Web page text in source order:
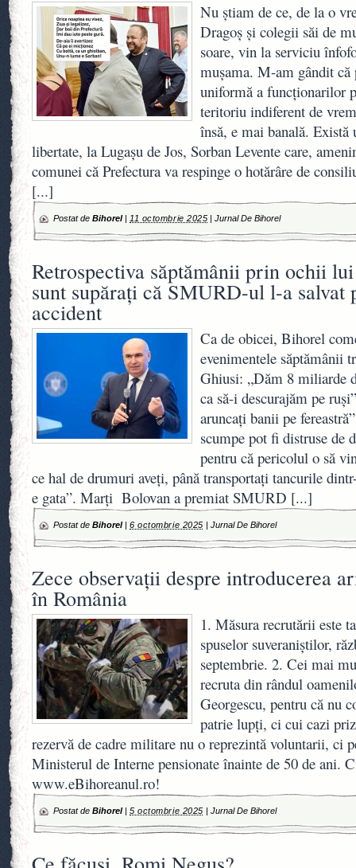
Nu știam de ce, de la o
Dragoș și colegii săi de
soare, vin la serviciu
mușama. M-am gândit că
uniformă a funcționarilor
teritoriu indiferent de
însă, e mai banală.
libertate, la Lugașu de Jos, Sorban Levente care,
comunei că Prefectura va respinge o hotărâre de
[...]
Postat de Bihorel| 11 octombrie 2025 |Jurnal De Bihorel
Retrospectiva săptămânii prin ochii
sunt supărați că SMURD-ul l-a salvat
accident
Ca de obicei, Bihorel
evenimentele săptămânii
Ghiusi: „Dăm 8 miliarde
ca să-i descurajăm pe
aruncați banii pe
scumpe pot fi distruse de
pentru că pericolul o să
ce hal de drumuri aveți, până transportați tancurile
e gata”. Marți Bolovan a premiat SMURD [...]
Postat de Bihorel| 6 octombrie 2025 | Jurnal De Bihorel
Zece observații despre introducerea
în România
1. Măsura recrutării este
spuselor suveraniștilor,
septembrie. 2. Cei mai
recruta din rândul
Georgescu, pentru că nu
patrie lupți, ci cui cazi
rezervă de cadre militare nu o reprezintă voluntarii, ci
Ministerul de Interne pensionate înainte de 50 de ani.
www.eBihoreanul.ro!
Postat de Bihorel| 5 octombrie 2025 | Jurnal De Bihorel